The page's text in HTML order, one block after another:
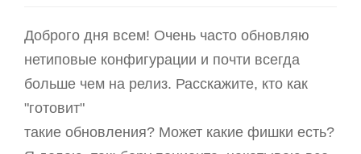
Доброго дня всем! Очень часто обновляю
нетиповые конфигурации и почти всегда
больше чем на релиз. Расскажите, кто как
"готовит"
такие обновления? Может какие фишки есть?